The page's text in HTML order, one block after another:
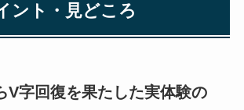
ント・見どころ
V字回復を果たした実体験の